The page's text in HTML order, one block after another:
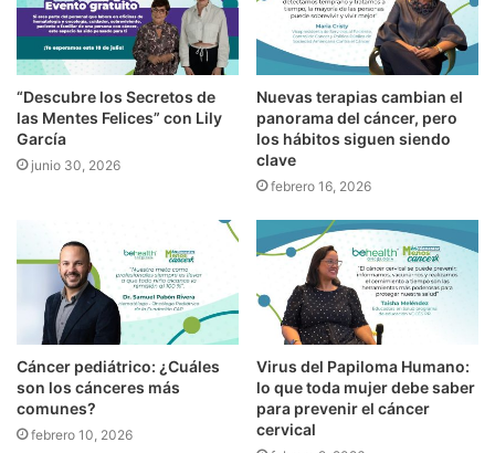
“Descubre los Secretos de
las Mentes Felices” con Lily
García
junio 30, 2026
Nuevas terapias cambian el
panorama del cáncer, pero
los hábitos siguen siendo
clave
febrero 16, 2026
Cáncer pediátrico: ¿Cuáles
son los cánceres más
comunes?
febrero 10, 2026
Virus del Papiloma Humano:
lo que toda mujer debe saber
para prevenir el cáncer
cervical